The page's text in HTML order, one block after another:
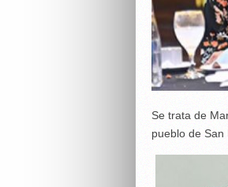
Se trata de
pueblo de